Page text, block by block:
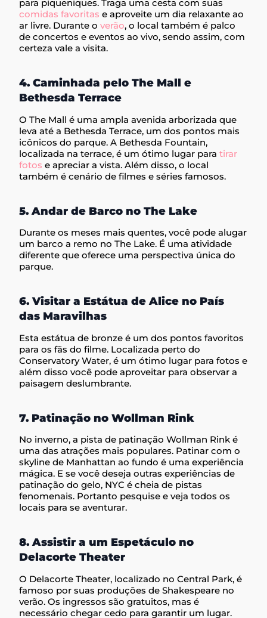
para piqueniques. Traga uma cesta com suas
comidas favoritas e aproveite um dia relaxante ao
ar livre. Durante overão, o local também é palco
de concertos e eventos ao vivo, sendo assim, com
certeza vale a visita.
4. Caminhada pelo The Mall e
Bethesda Terrace
O The Mall é uma ampla avenida arborizada que
leva até a Bethesda Terrace, um dos pontos mais
icônicos do parque. A Bethesda Fountain,
localizada na terrace, é um ótimo lugar paratirar
fotos e apreciar a vista. Além disso, o local
também é cenário de filmes e séries famosos.
5. Andar de Barco no The Lake
Durante os meses mais quentes, você pode alugar
um barco a remo no The Lake. É uma atividade
diferente que oferece uma perspectiva única do
parque.
6. Visitar a Estátua de Alice no País
das Maravilhas
Esta estátua de bronze é um dos pontos favoritos
para os fãs do filme. Localizada perto do
Conservatory Water, é um ótimo lugar para fotos e
além disso você pode aproveitar para observar a
paisagem deslumbrante.
7. Patinação no Wollman Rink
No inverno, a pista de patinação Wollman Rink é
uma das atrações mais populares. Patinar com o
skyline de Manhattan ao fundo é uma experiência
mágica. E se você deseja outras experiências de
patinação do gelo, NYC é cheia de pistas
fenomenais. Portanto pesquise e veja todos os
locais para se aventurar.
8. Assistir a um Espetáculo no
Delacorte Theater
O Delacorte Theater, localizado no Central Park, é
famoso por suas produções de Shakespeare no
verão. Os ingressos são gratuitos, mas é
necessário chegar cedo para garantir um lugar.